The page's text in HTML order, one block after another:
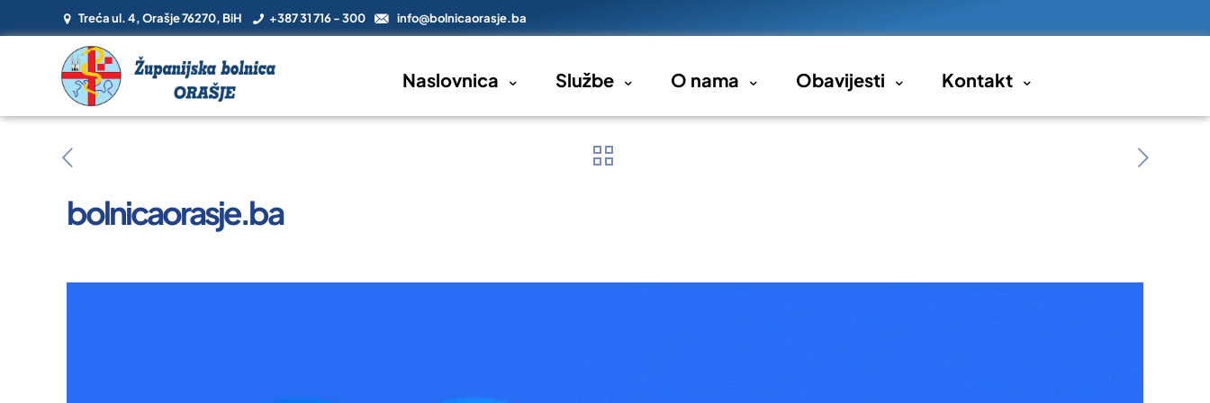
Treća ul. 4, Orašje 76270, BiH +387 31 716 - 300 info@bolnicaorasje.ba
Naslovnica Službe O nama Obavijesti Kontakt
bolnicaorasje.ba